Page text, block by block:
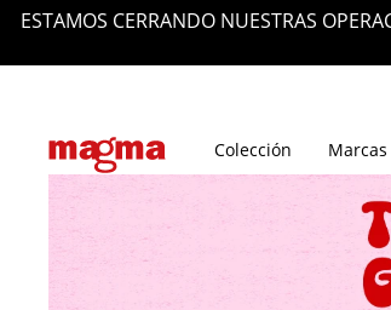
Y POR TU
Colección Marcas